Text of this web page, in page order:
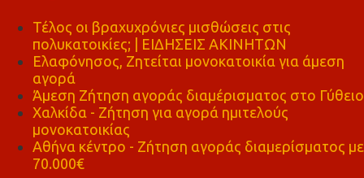
Τέλος οι βραχυχρόνιες μισθώσεις στις
πολυκατοικίες; | ΕΙΔΗΣΕΙΣ ΑΚΙΝΗΤΩΝ
Ελαφόνησος, Ζητείται μονοκατοικία για άμεση
αγορά
Άμεση Ζήτηση αγοράς διαμέρισματος στο Γύθειο
Χαλκίδα - Ζήτηση για αγορά ημιτελούς
μονοκατοικίας
Αθήνα κέντρο - Ζήτηση αγοράς διαμερίσματος με
70.000€